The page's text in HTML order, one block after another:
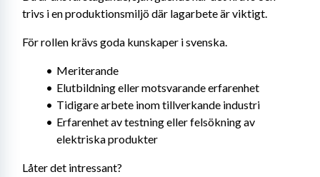
trivs i en produktionsmiljö där lagarbete är viktigt.
För rollen krävs goda kunskaper i svenska.
Meriterande
Elutbildning eller motsvarande erfarenhet
Tidigare arbete inom tillverkande industri
Erfarenhet av testning eller felsökning av
elektriska produkter
Låter det intressant?